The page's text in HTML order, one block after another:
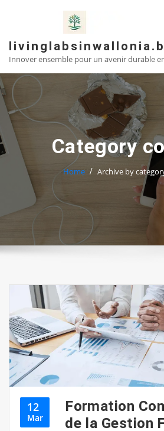
Innover ensemble pour un avenir durable
Category
Home Archive by
12
Mar
Formation
de la Gestion